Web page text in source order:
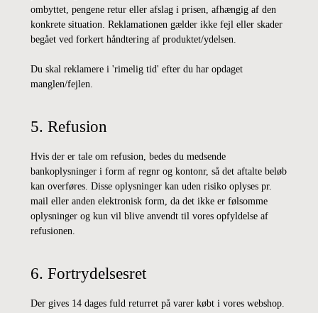
ombyttet, pengene retur eller afslag i prisen, afhængig af den
konkrete situation. Reklamationen gælder ikke fejl eller skader
begået ved forkert håndtering af produktet/ydelsen.
Du skal reklamere i 'rimelig tid' efter du har opdaget
manglen/fejlen.
5. Refusion
Hvis der er tale om refusion, bedes du medsende
bankoplysninger i form af regnr og kontonr, så det aftalte beløb
kan overføres. Disse oplysninger kan uden risiko oplyses pr.
mail eller anden elektronisk form, da det ikke er følsomme
oplysninger og kun vil blive anvendt til vores opfyldelse af
refusionen.
6. Fortrydelsesret
Der gives 14 dages fuld returret på varer købt i vores webshop.